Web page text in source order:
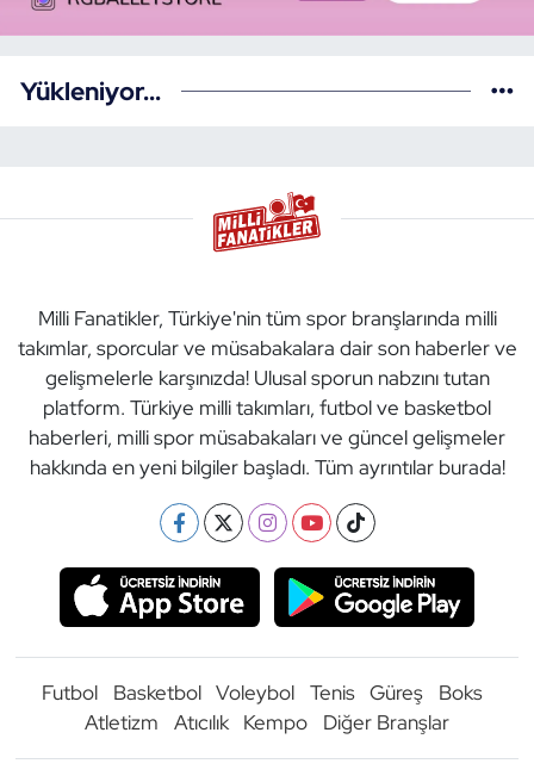
Yükleniyor...
Milli Fanatikler, Türkiye'nin tüm spor branşlarında milli
takımlar, sporcular ve müsabakalara dair son haberler ve
gelişmelerle karşınızda! Ulusal sporun nabzını tutan
platform. Türkiye milli takımları, futbol ve basketbol
haberleri, milli spor müsabakaları ve güncel gelişmeler
hakkında en yeni bilgiler başladı. Tüm ayrıntılar burada!
Futbol Basketbol Voleybol Tenis Güreş
Boks
Atletizm
Atıcılık Kempo Diğer Branşlar